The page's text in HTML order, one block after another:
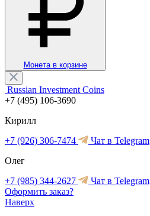
Монета в корзине
Russian Investment Coins
+7 (495) 106-3690
Кирилл
+7 (926) 306-7474
Чат в Telegram
Олег
+7 (985) 344-2627
Чат в Telegram
Оформить заказ?
Наверх